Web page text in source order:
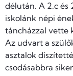
délután. A 2.c és
iskolánk népi
táncházzal vette
Az udvart a
asztalok
csodásabbra